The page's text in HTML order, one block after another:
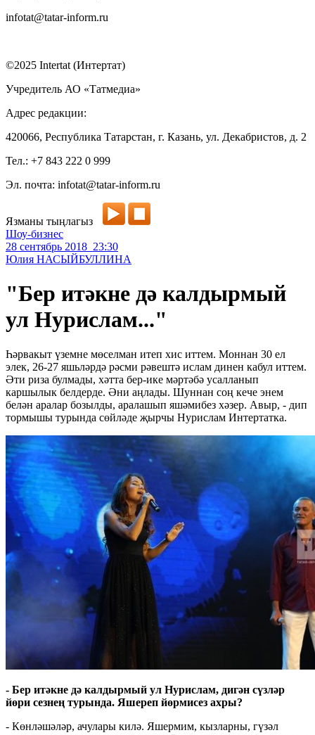
infotat@tatar-inform.ru
©2025 Intertat (Интертат)
Учредитель АО «Татмедиа»
Адрес редакции:
420066, Республика Татарстан, г. Казань, ул. Декабристов, д. 2
Тел.: +7 843 222 0 999
Эл. почта: infotat@tatar-inform.ru
Язманы тыңлагыз
Шоу-бизнес
28 сентябрь 2018 23:30
Юлия НАСЫЙБУЛЛИНА
"Бер итәкне дә калдырмый
ул Нурислам..."
Һәрвакыт үземне мөселман итеп хис иттем. Моннан 30 ел
элек, 26-27 яшьләрдә рәсми рәвештә ислам динен кабул иттем.
Әти риза булмады, хәтта бер-ике мәртәбә усалланып
каршылык белдерде. Әни аңлады. Шуннан соң кече энем
белән аралар бозылды, аралашып яшәмибез хәзер. Авыр, - дип
тормышы турында сөйләде җырчы Нурислам Интертатка.
- Бер итәкне дә калдырмый ул Нурислам, дигән сүзләр
йөри сезнең турында. Яшереп йөрмисез ахры?
- Көнләшәләр, ачулары килә. Яшермим, кызларны, гүзәл